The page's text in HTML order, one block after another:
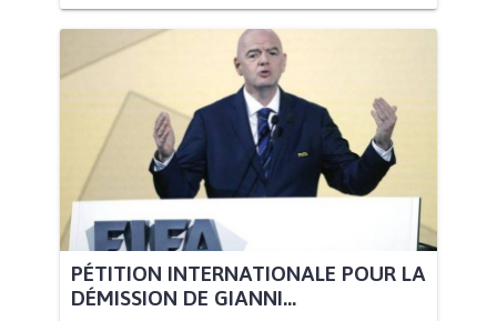
PÉTITION INTERNATIONALE POUR LA
DÉMISSION DE GIANNI...